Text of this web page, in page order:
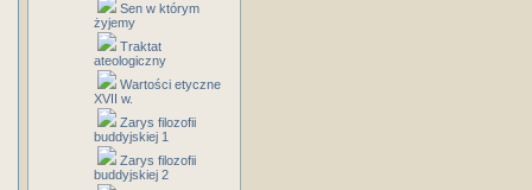
Sen w którym
żyjemy
Traktat
ateologiczny
Wartości etyczne
XVII w.
Zarys filozofii
buddyjskiej 1
Zarys filozofii
buddyjskiej 2